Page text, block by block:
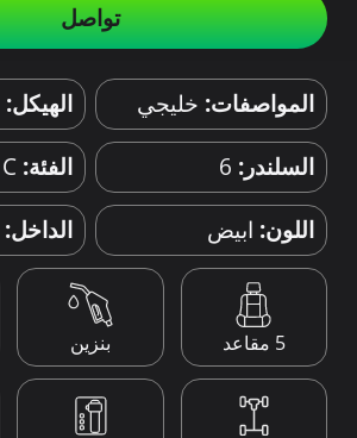
تواصل
المواصفات: خليجي الهيكل:
السلندر: 6 الفئة: C
اللون: ابيض الداخل:
5 مقاعد بنزين